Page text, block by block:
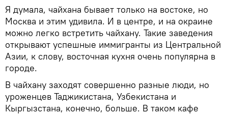
Я думала, чайхана бывает только на востоке, но
Москва и этим удивила. И в центре, и на окраине
можно легко встретить чайхану. Такие заведения
открывают успешные иммигранты из Центральной
Азии, к слову, восточная кухня очень популярна в
городе.
В чайхану заходят совершенно разные люди, но
уроженцев Таджикистана, Узбекистана и
Кыргызстана, конечно, больше. В таком кафе